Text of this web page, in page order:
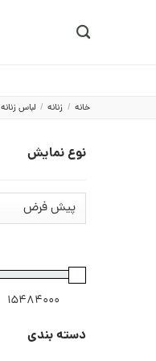
خانه / زنانه / لباس زنانه
نوع نمایش
دسته بندی